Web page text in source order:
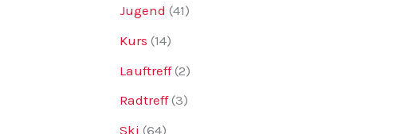
Jugend (41)
Kurs (14)
Lauftreff(2)
Radtreff(3)
Ski (64)